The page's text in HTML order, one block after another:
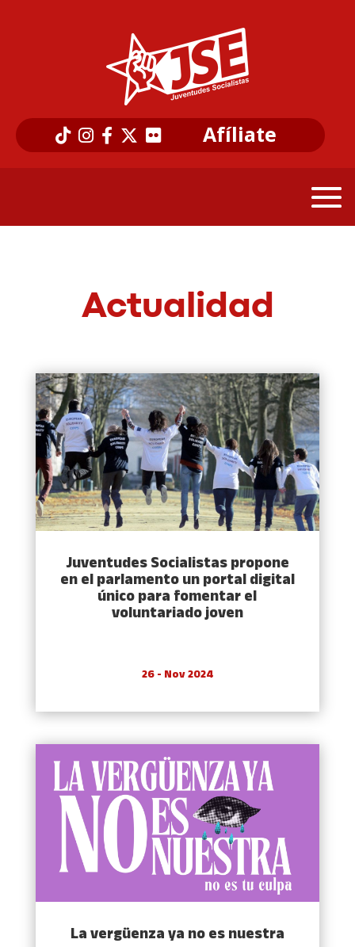
Afíliate
Actualidad
Juventudes Socialistas propone
en el parlamento un portal digital
único para fomentar el
voluntariado joven
26 - Nov 2024
La vergüenza ya no es nuestra